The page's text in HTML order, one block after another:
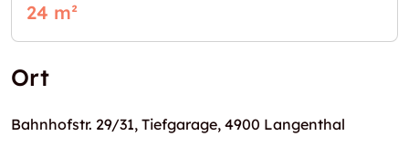
24 m²
Ort
Bahnhofstr. 29/31, Tiefgarage, 4900 Langenthal